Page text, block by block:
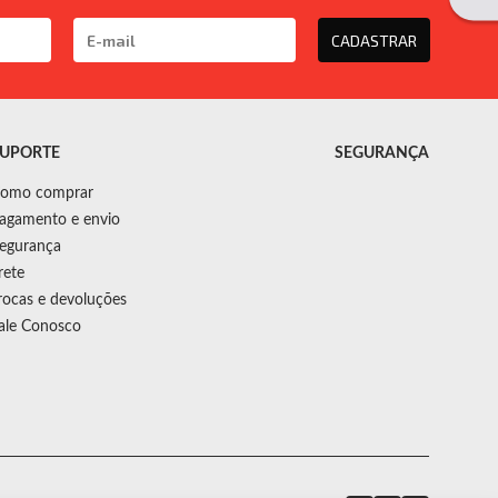
CADASTRAR
comprar
e envio
e devoluções
Conosco
SEGURANÇA